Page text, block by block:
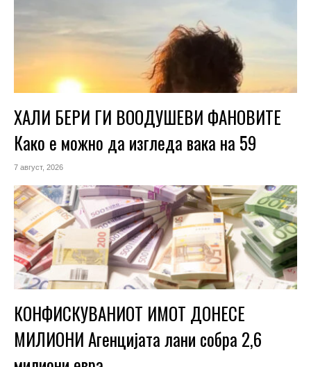
ХАЛИ БЕРИ ГИ ВООДУШЕВИ ФАНОВИТЕ
Како е можно да изгледа вака на 59
7 август, 2026
КОНФИСКУВАНИОТ ИМОТ ДОНЕСЕ
МИЛИОНИ Агенцијата лани собра 2,6